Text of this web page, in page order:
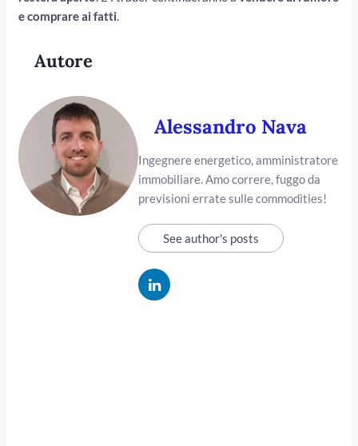
e comprare ai fatti.
Autore
Alessandro Nava
Ingegnere energetico, amministratore
immobiliare. Amo correre, fuggo da
previsioni errate sulle commodities!
See author's posts